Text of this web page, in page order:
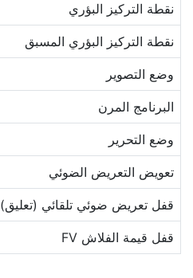
نقطة التركيز البؤري
نقطة التركيز البؤري المسبق
وضع التصوير
البرنامج المرن
وضع التحرير
تعويض التعريض الضوئي
قفل تعريض ضوئي تلقائي (تعليق)
قفل قيمة الفلاش FV